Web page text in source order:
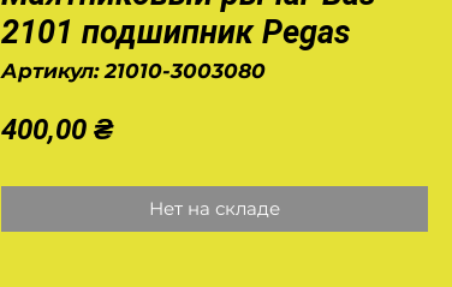
2101 подшипник Pegas
Артикул: 21010-3003080
400,00 ₴Цена
Нет на складе